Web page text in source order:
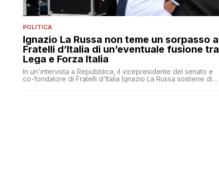
POLITICA
Ignazio La Russa non teme un sorpasso a
Fratelli d’Italia di un’eventuale fusione tra
Lega e Forza Italia
In un'intervista a Repubblica, il vicepresidente del senato e
co-fondatore di Fratelli d'Italia Ignazio La Russa sostiene di